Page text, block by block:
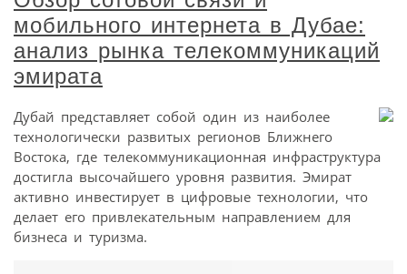
мобильного интернета в Дубае:
анализ рынка телекоммуникаций
эмирата
Дубай представляет собой один из наиболее
технологически развитых регионов Ближнего
Востока, где телекоммуникационная инфраструктура
достигла высочайшего уровня развития. Эмират
активно инвестирует в цифровые технологии, что
делает его привлекательным направлением для
бизнеса и туризма.